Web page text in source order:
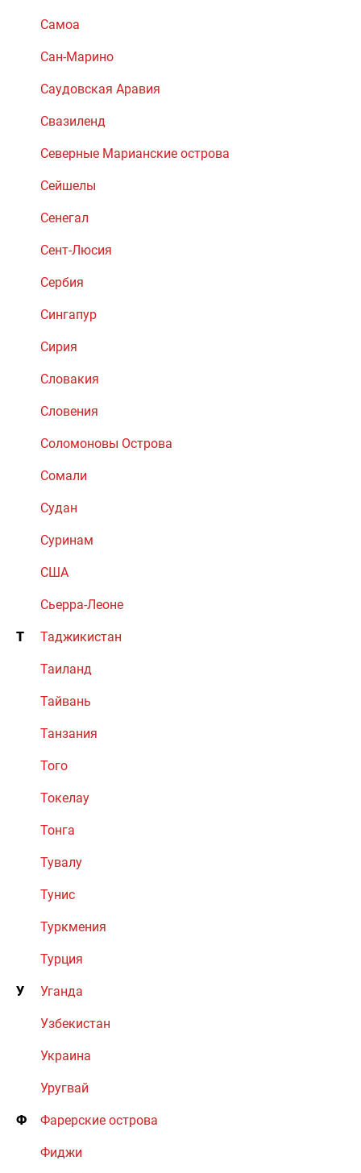
Самоа
Сан-Марино
Саудовская Аравия
Свазиленд
Северные Марианские острова
Сейшелы
Сенегал
Сент-Люсия
Сербия
Сингапур
Сирия
Словакия
Словения
Соломоновы Острова
Сомали
Судан
Суринам
США
Сьерра-Леоне
Т Таджикистан
Таиланд
Тайвань
Танзания
Того
Токелау
Тонга
Тувалу
Тунис
Туркмения
Турция
У Уганда
Узбекистан
Украина
Уругвай
Ф Фарерские острова
Фиджи